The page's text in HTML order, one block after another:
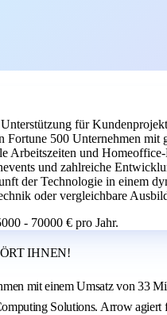
für
Fortune 500 Unternehmen mit
Arbeitszeiten und
und zahlreiche
der Technologie in einem
oder vergleichbare
- 70000 € pro Jahr.
IHNEN!
mit einem Umsatz von 33
Solutions. Arrow